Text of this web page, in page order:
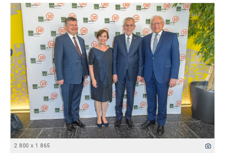
2 800 x 1 865